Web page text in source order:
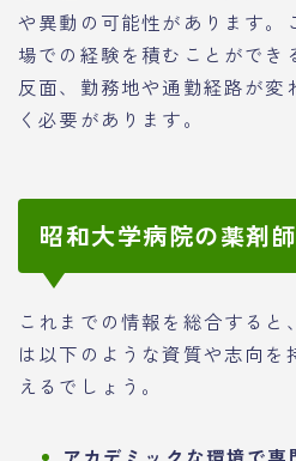
や異動の可能性があります。
場での経験を積むことができ
反面、勤務地や通勤経路が変
く必要があります。
昭和大学病院の薬剤
これまでの情報を総合する
は以下のような資質や志向を
えるでしょう。